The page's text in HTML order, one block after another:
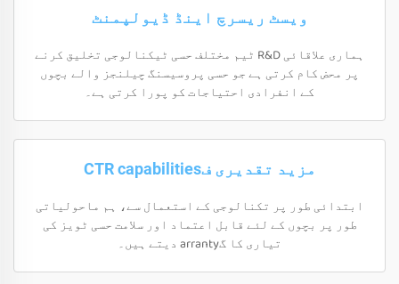
ویسٹ ریسرچ اینڈ ڈیولپمنٹ
ہماری علاقائی R&D ٹیم مختلف حسی ٹیکنالوجی تخلیق کرنے
پر محض کام کرتی ہے جو حسی پروسیسنگ چیلنجز والے بچوں
کے انفرادی احتیاجات کو پورا کرتی ہے۔
مزید تقدیری فCTR capabilities
ابتدائی طور پر تکنالوجی کے استعمال سے، ہم ماحولیاتی
طور پر بچوں کے لئے قابل اعتماد اور سلامت حسی ٹویز کی
تیاری کا گarranty دیتے ہیں۔